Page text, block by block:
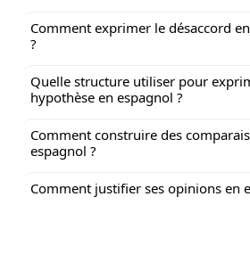
Comment exprimer le désaccord
?
Quelle structure utiliser pour
hypothèse en espagnol ?
Comment construire des
espagnol ?
Comment justifier ses opinions en